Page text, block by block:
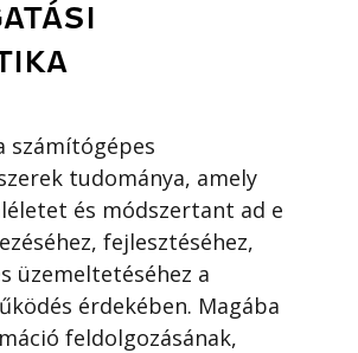
számítógépes
tudománya, amely
és módszertant ad e
fejlesztéséhez,
üzemeltetéséhez a
érdekében. Magába
feldolgozásának,